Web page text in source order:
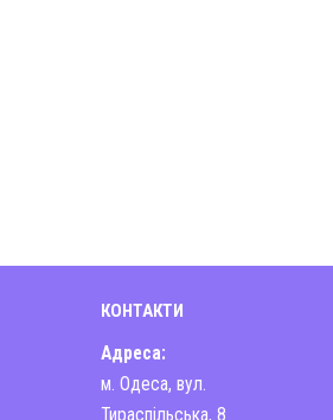
КОНТАКТИ
Адреса:
м. Одеса, вул.
Тираспільська, 8